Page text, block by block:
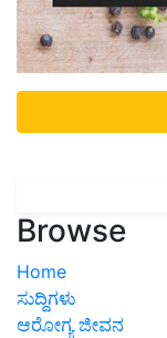
Browse
Home
ಸುದ್ದಿಗಳು
ಆರೋಗ್ಯ ಜೀವನ